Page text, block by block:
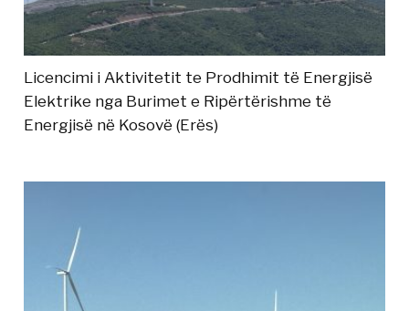
Licencimi i Aktivitetit te Prodhimit të Energjisë
Elektrike nga Burimet e Ripërtërishme të
Energjisë në Kosovë (Erës)